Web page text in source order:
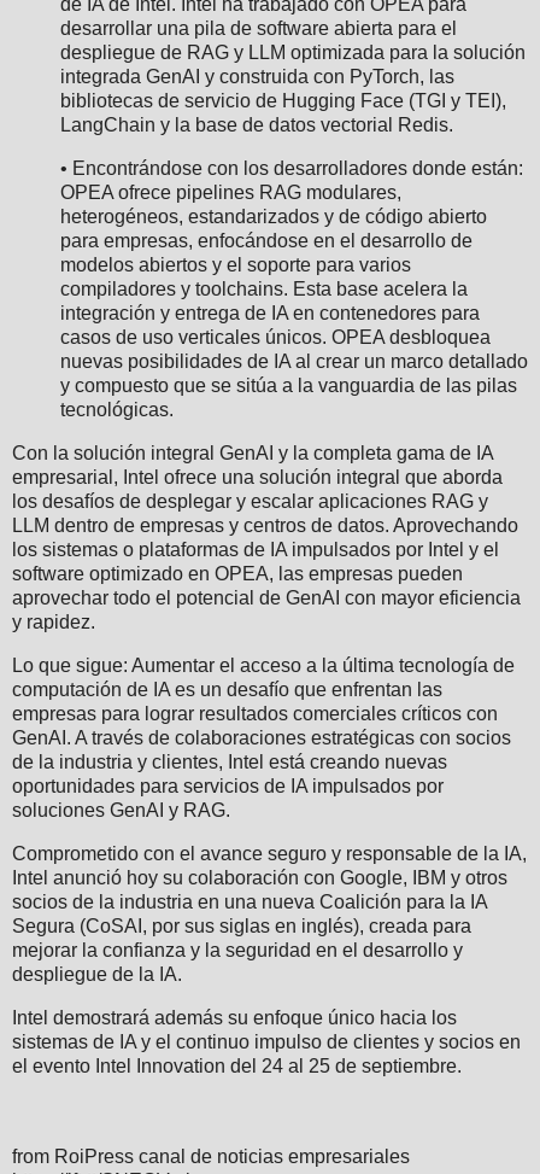
de IA de Intel. Intel ha trabajado con OPEA para
desarrollar una pila de software abierta para el
despliegue de RAG y LLM optimizada para la solución
integrada GenAI y construida con PyTorch, las
bibliotecas de servicio de Hugging Face (TGI y TEI),
LangChain y la base de datos vectorial Redis.
• Encontrándose con los desarrolladores donde están:
OPEA ofrece pipelines RAG modulares,
heterogéneos, estandarizados y de código abierto
para empresas, enfocándose en el desarrollo de
modelos abiertos y el soporte para varios
compiladores y toolchains. Esta base acelera la
integración y entrega de IA en contenedores para
casos de uso verticales únicos. OPEA desbloquea
nuevas posibilidades de IA al crear un marco detallado
y compuesto que se sitúa a la vanguardia de las pilas
tecnológicas.
Con la solución integral GenAI y la completa gama de IA
empresarial, Intel ofrece una solución integral que aborda
los desafíos de desplegar y escalar aplicaciones RAG y
LLM dentro de empresas y centros de datos. Aprovechando
los sistemas o plataformas de IA impulsados por Intel y el
software optimizado en OPEA, las empresas pueden
aprovechar todo el potencial de GenAI con mayor eficiencia
y rapidez.
Lo que sigue: Aumentar el acceso a la última tecnología de
computación de IA es un desafío que enfrentan las
empresas para lograr resultados comerciales críticos con
GenAI. A través de colaboraciones estratégicas con socios
de la industria y clientes, Intel está creando nuevas
oportunidades para servicios de IA impulsados por
soluciones GenAI y RAG.
Comprometido con el avance seguro y responsable de la IA,
Intel anunció hoy su colaboración con Google, IBM y otros
socios de la industria en una nueva Coalición para la IA
Segura (CoSAI, por sus siglas en inglés), creada para
mejorar la confianza y la seguridad en el desarrollo y
despliegue de la IA.
Intel demostrará además su enfoque único hacia los
sistemas de IA y el continuo impulso de clientes y socios en
el evento Intel Innovation del 24 al 25 de septiembre.
from RoiPress canal de noticias empresariales